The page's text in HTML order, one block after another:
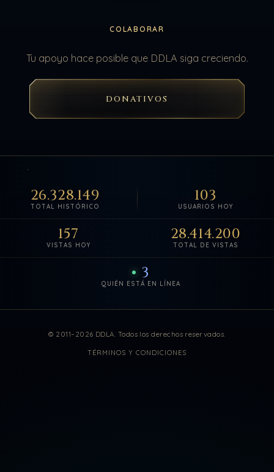
COLABORAR
Tu apoyo hace posible que DDLA siga creciendo.
DONATIVOS
TOTAL HISTÓRICO
26.328.149
USUARIOS HOY
103
VISTAS HOY
157
TOTAL DE VISTAS
28.414.200
QUIÉN ESTÁ EN LÍNEA
3
© 2011–2026 DDLA. Todos los derechos reservados.
TÉRMINOS Y CONDICIONES